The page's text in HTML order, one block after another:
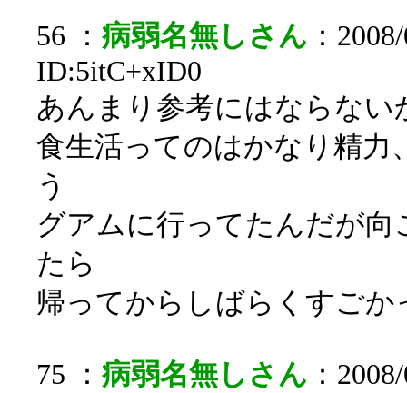
56 ： 病弱名無しさん ：
ID:5itC+xID0
あんまり参考にはならない
食生活ってのはかなり精力
う
グアムに行ってたんだが
たら
帰ってからしばらくすごか
75 ： 病弱名無しさん ：